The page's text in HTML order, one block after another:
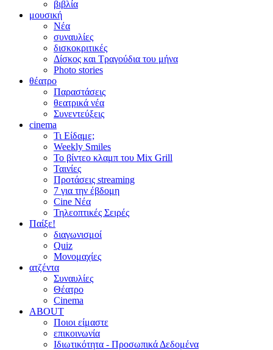
βιβλία
μουσική
Νέα
συναυλίες
δισκοκριτικές
Δίσκος και Τραγούδια του μήνα
Photo stories
θέατρο
Παραστάσεις
θεατρικά νέα
Συνεντεύξεις
cinema
Τι Είδαμε;
Weekly Smiles
Το βίντεο κλαμπ του Mix Grill
Ταινίες
Προτάσεις streaming
7 για την έβδομη
Cine Νέα
Τηλεοπτικές Σειρές
Παίξε!
διαγωνισμοί
Quiz
Μονομαχίες
ατζέντα
Συναυλίες
Θέατρο
Cinema
ABOUT
Ποιοι είμαστε
επικοινωνία
Ιδιωτικότητα - Προσωπικά Δεδομένα